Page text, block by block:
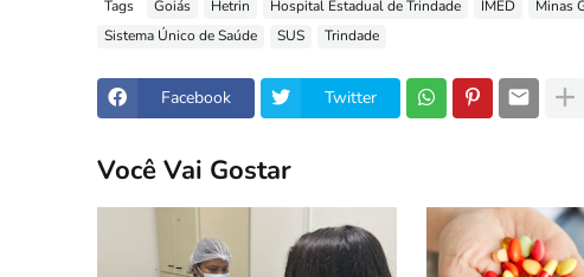
Tags Goiás Hetrin Hospital Estadual de Trindade IMED Minas
Sistema Único de Saúde
SUS Trindade
Facebook Twitter
Você Vai Gostar